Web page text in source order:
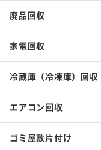
廃品回収
家電回収
冷蔵庫（冷凍庫）回収
エアコン回収
ゴミ屋敷片付け